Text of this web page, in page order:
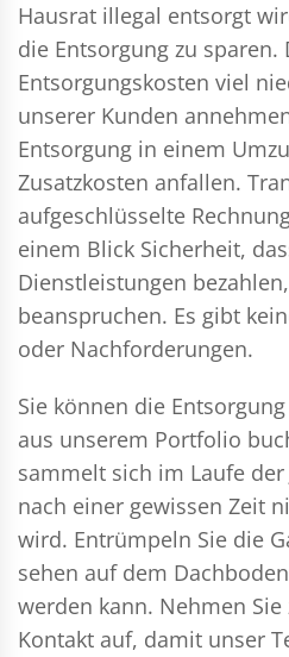
Hausrat illegal entsorgt
die Entsorgung zu sparen.
Entsorgungskosten viel
unserer Kunden
Entsorgung in einem
Zusatzkosten anfallen.
aufgeschlüsselte
einem Blick Sicherheit,
Dienstleistungen
beanspruchen. Es gibt
oder Nachforderungen.
Sie können die
aus unserem Portfolio
sammelt sich im Laufe der
nach einer gewissen Zeit
wird. Entrümpeln Sie die
sehen auf dem
werden kann. Nehmen Sie
Kontakt auf, damit unser